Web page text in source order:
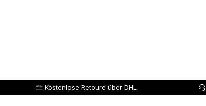
Kostenlose Retoure über DHL